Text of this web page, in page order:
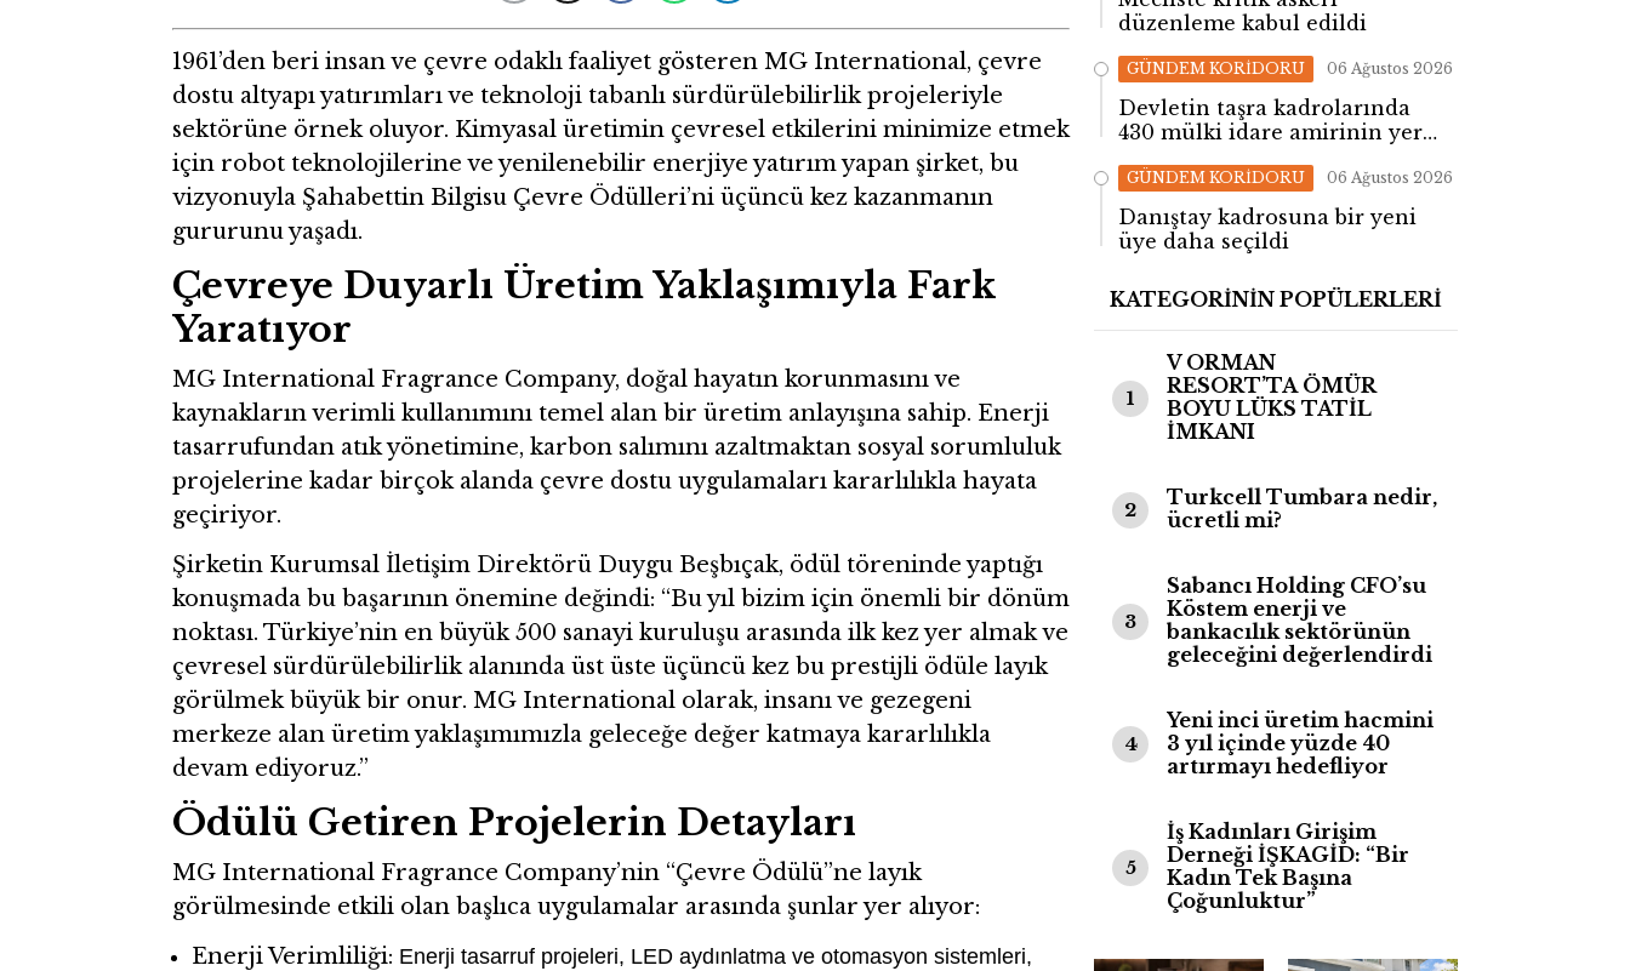
1961’den beri insan ve çevre odaklı faaliyet gösteren MG International, çevre
dostu altyapı yatırımları ve teknoloji tabanlı sürdürülebilirlik projeleriyle
sektörüne örnek oluyor. Kimyasal üretimin çevresel etkilerini minimize etmek
için robot teknolojilerine ve yenilenebilir enerjiye yatırım yapan şirket, bu
vizyonuyla Şahabettin Bilgisu Çevre Ödülleri’ni üçüncü kez kazanmanın
gururunu yaşadı.
Çevreye Duyarlı Üretim Yaklaşımıyla Fark
Yaratıyor
MG International Fragrance Company, doğal hayatın korunmasını ve
kaynakların verimli kullanımını temel alan bir üretim anlayışına sahip. Enerji
tasarrufundan atık yönetimine, karbon salımını azaltmaktan sosyal sorumluluk
projelerine kadar birçok alanda çevre dostu uygulamaları kararlılıkla hayata
geçiriyor.
Şirketin Kurumsal İletişim Direktörü Duygu Beşbıçak, ödül töreninde yaptığı
konuşmada bu başarının önemine değindi: “Bu yıl bizim için önemli bir dönüm
noktası. Türkiye’nin en büyük 500 sanayi kuruluşu arasında ilk kez yer almak ve
çevresel sürdürülebilirlik alanında üst üste üçüncü kez bu prestijli ödüle layık
görülmek büyük bir onur. MG International olarak, insanı ve gezegeni
merkeze alan üretim yaklaşımımızla geleceğe değer katmaya kararlılıkla
devam ediyoruz.”
Ödülü Getiren Projelerin Detayları
MG International Fragrance Company’nin “Çevre Ödülü”ne layık
görülmesinde etkili olan başlıca uygulamalar arasında şunlar yer alıyor:
Enerji Verimliliği: Enerji tasarruf projeleri, LED aydınlatma ve otomasyon sistemleri,
düzenleme kabul edildi
GÜNDEM KORİDORU 06 Ağustos 2026
Devletin taşra kadrolarında
430 mülki idare amirinin yeri
GÜNDEM KORİDORU 06 Ağustos 2026
Danıştay kadrosuna bir yeni
üye daha seçildi
KATEGORİNİN POPÜLERLERİ
1
V ORMAN
RESORT’TA ÖMÜR
BOYU LÜKS TATİL
İMKANI
2
Turkcell Tumbara nedir,
ücretli mi?
3
Sabancı Holding CFO’su
Köstem enerji ve
bankacılık sektörünün
geleceğini değerlendirdi
4
Yeni inci üretim hacmini
3 yıl içinde yüzde 40
artırmayı hedefliyor
5
İş Kadınları Girişim
Derneği İŞKAGİD: “Bir
Kadın Tek Başına
Çoğunluktur”